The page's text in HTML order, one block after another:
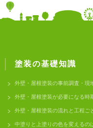
塗装の基礎知識
外壁・屋根塗装の事前調査・現
外壁・屋根塗装が必要になる時
外壁・屋根塗装の流れと工程ご
中塗りと上塗りの色を変えるの